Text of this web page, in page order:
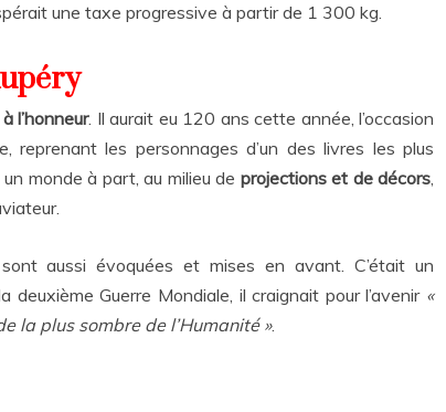
une taxe progressive à partir de 1 300 kg.
à l’honneur. Il aurait eu 120 ans cette année, l’occasion
les personnages d’un des livres les plus
un monde à part, au milieu de projections et de décors,
aussi évoquées et mises en avant. C’était un
Guerre Mondiale, il craignait pour l’avenir «
la plus sombre de l’Humanité ».